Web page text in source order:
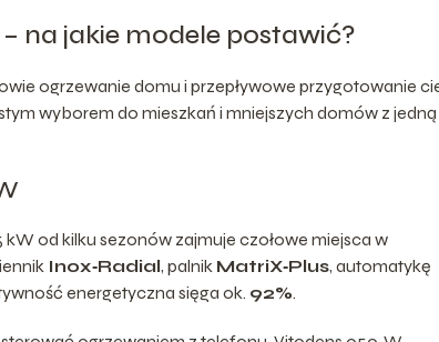
na jakie modele postawić?
ogrzewanie domu i przepływowe przygotowanie
wyborem do mieszkań i mniejszych domów z jedną
kW od kilku sezonów zajmuje czołowe miejsca w
Inox‑Radial, palnik MatriX‑Plus, automatykę
energetyczna sięga ok. 92%.